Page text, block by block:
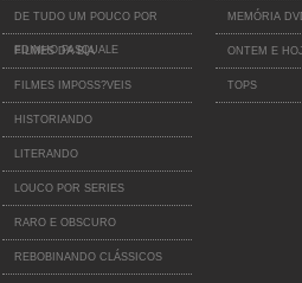
DE TUDO UM POUCO POR
EDINHO PASQUALE
FILMES DA BIA
FILMES IMPOSS?VEIS
HISTORIANDO
LITERANDO
LOUCO POR SERIES
RARO E OBSCURO
REBOBINANDO CLÁSSICOS
MEMÓRIA
ONTEM E
TOPS